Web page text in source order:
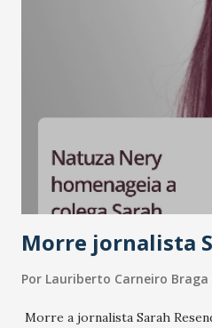
Morre jornalista
Por Lauriberto Carneiro Braga
Morre a jornalista Sarah